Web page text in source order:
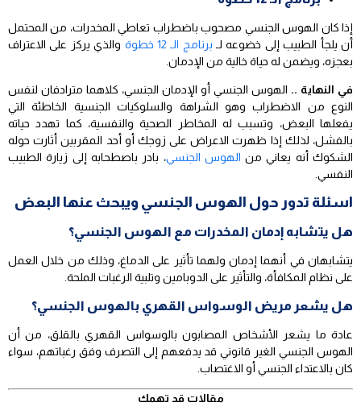
إذا كان الهوس الجنسي مصحوب باضطراب تعاطي المخدرات، من المحتمل
أن يلجأ الطبيب إلى خضوعه لـ برنامج الـ 12 خطوة
والذي يركز على الاعتراف
بعجزه، ويضمن له حياة خالية من الإدمان.
في النهاية .. الهوس الجنسي أو الإدمان الجنسي، كلاهما مترادفان لنفس
النوع من الاضطراب وهو الشراهة والسلوكيات الجنسية الخاطئة التي
يفعلها البعض، وتسبب له المخاطر الصحية والنفسية، كما تهدد حياته
بالفشل، لذلك إذا ظهرت الاعراض على زوجك أو أحد المقربين أثارت حوله
الشكوك أنه يعاني من الهوس الجنسي، بادر باصطحابه إلى زيارة الطبيب
النفسي.
اسئلة تدور حول الهوس الجنسي ويبحث عنها البعض
هل يتشابه إدمان المخدرات مع الهوس الجنسي؟
يتشابهان في أنهما إدمان ولهما تأثير على الدماغ، وذلك من خلال العمل
على نظام المكافأة، والتأثير على الدوبامين وتلبية الرغبات الملحة.
هل يشعر مريض الوسواس القهري بالهوس الجنسي؟
عادة ما يشعر الأشخاص المصابون بالوسواس القهري بالقلق، من أن
الهوس الجنسي الغير قانوني قد يدفعهم إلى التصرف وفق رغباتهم، سواء
كان بالاعتداء الجنسي أو الاغتصاب.
مقالات قد تهمك